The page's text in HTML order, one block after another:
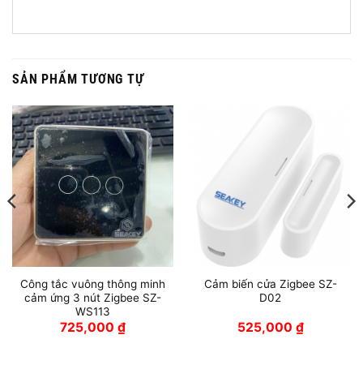
SẢN PHẨM TƯƠNG TỰ
Công tắc vuông thông minh
cảm ứng 3 nút Zigbee SZ-
WS113
725,000 ₫
Cảm biến cửa Zigbee SZ-
D02
525,000 ₫